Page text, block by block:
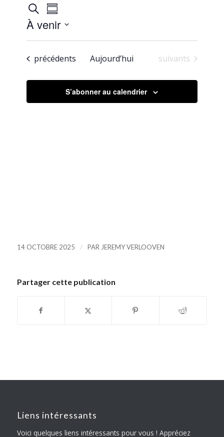
Recherche
et
navigation
de
vues
Évènements
RechercheNavigation
de
vues
Évènement
Résumé
À venir
Sélectionnez
date
Évènements
précédents Aujourd’hui Évènements
suivants
S’abonner au calendrier
14 OCTOBRE 2025 / PAR JEREMY VERLOOVEN
Partager cette publication
Liens intéressants
Voici quelques liens intéressants pour vous ! Appréciez